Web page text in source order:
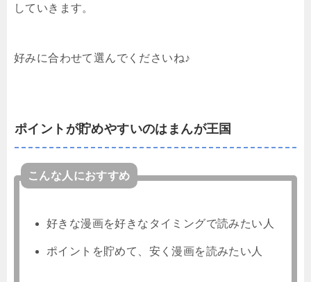
していきます。
好みに合わせて選んでくださいね♪
ポイントが貯めやすいのはまんが王国
こんな人におすすめ
好きな漫画を好きなタイミングで読みたい人
ポイントを貯めて、安く漫画を読みたい人